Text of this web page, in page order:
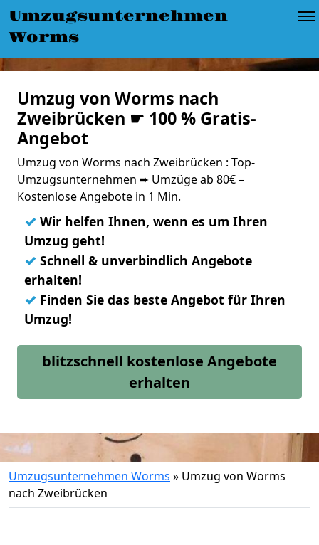
Umzugsunternehmen
Worms
Umzug von Worms nach
Zweibrücken ☛ 100 % Gratis-
Angebot
Umzug von Worms nach Zweibrücken : Top-
Umzugsunternehmen ➨ Umzüge ab 80€ –
Kostenlose Angebote in 1 Min.
✓ Wir helfen Ihnen, wenn es um Ihren
Umzug geht!
✓ Schnell & unverbindlich Angebote
erhalten!
✓ Finden Sie das beste Angebot für Ihren
Umzug!
blitzschnell kostenlose Angebote
erhalten
Umzugsunternehmen Worms » Umzug von Worms
nach Zweibrücken